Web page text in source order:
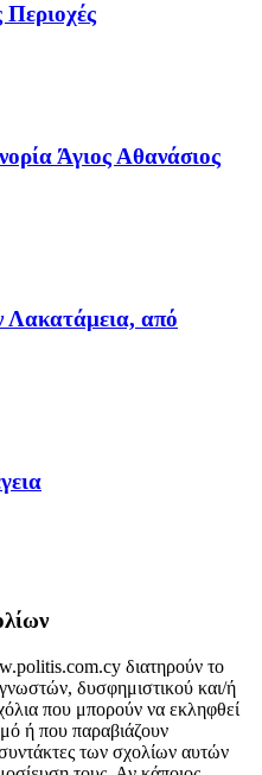
Περιοχές
Άγιος Αθανάσιος
Λακατάμεια, από
διατηρούν το
δυσφημιστικού και/ή
που μπορούν να εκληφθεί
ή που παραβιάζουν
των σχολίων αυτών